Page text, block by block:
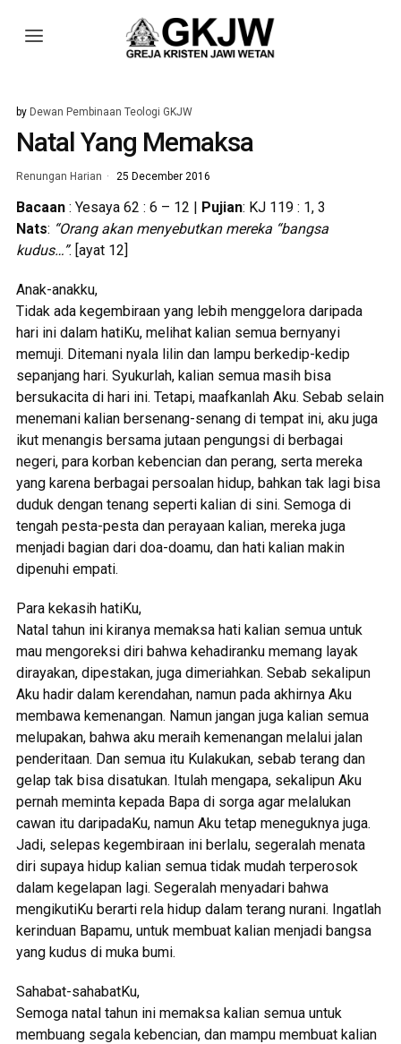
by Dewan Pembinaan Teologi GKJW
Natal Yang Memaksa
Renungan Harian 25 December 2016
Bacaan: Yesaya 62 : 6 – 12 | Pujian: KJ 119 : 1, 3
Nats: “Orang akan menyebutkan mereka “bangsa
kudus…”. [ayat 12]
Anak-anakku,
Tidak ada kegembiraan yang lebih menggelora daripada
hari ini dalam hatiKu, melihat kalian semua bernyanyi
memuji. Ditemani nyala lilin dan lampu berkedip-kedip
sepanjang hari. Syukurlah, kalian semua masih bisa
bersukacita di hari ini. Tetapi, maafkanlah Aku. Sebab selain
menemani kalian bersenang-senang di tempat ini, aku juga
ikut menangis bersama jutaan pengungsi di berbagai
negeri, para korban kebencian dan perang, serta mereka
yang karena berbagai persoalan hidup, bahkan tak lagi bisa
duduk dengan tenang seperti kalian di sini. Semoga di
tengah pesta-pesta dan perayaan kalian, mereka juga
menjadi bagian dari doa-doamu, dan hati kalian makin
dipenuhi empati.
Para kekasih hatiKu,
Natal tahun ini kiranya memaksa hati kalian semua untuk
mau mengoreksi diri bahwa kehadiranku memang layak
dirayakan, dipestakan, juga dimeriahkan. Sebab sekalipun
Aku hadir dalam kerendahan, namun pada akhirnya Aku
membawa kemenangan. Namun jangan juga kalian semua
melupakan, bahwa aku meraih kemenangan melalui jalan
penderitaan. Dan semua itu Kulakukan, sebab terang dan
gelap tak bisa disatukan. Itulah mengapa, sekalipun Aku
pernah meminta kepada Bapa di sorga agar melalukan
cawan itu daripadaKu, namun Aku tetap meneguknya juga.
Jadi, selepas kegembiraan ini berlalu, segeralah menata
diri supaya hidup kalian semua tidak mudah terperosok
dalam kegelapan lagi. Segeralah menyadari bahwa
mengikutiKu berarti rela hidup dalam terang nurani. Ingatlah
kerinduan Bapamu, untuk membuat kalian menjadi bangsa
yang kudus di muka bumi.
Sahabat-sahabatKu,
Semoga natal tahun ini memaksa kalian semua untuk
membuang segala kebencian, dan mampu membuat kalian